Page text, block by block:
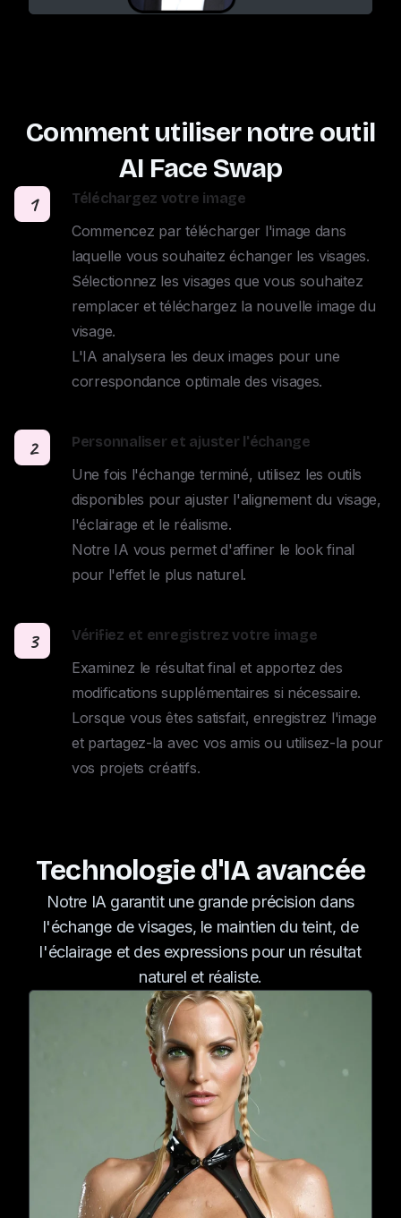
Comment utiliser notre outil
AI Face Swap
1 Téléchargez votre image
Commencez par télécharger l'image dans
laquelle vous souhaitez échanger les visages.
Sélectionnez les visages que vous souhaitez
remplacer et téléchargez la nouvelle image du
visage.
L'IA analysera les deux images pour une
correspondance optimale des visages.
2 Personnaliser et ajuster l'échange
Une fois l'échange terminé, utilisez les outils
disponibles pour ajuster l'alignement du visage,
l'éclairage et le réalisme.
Notre IA vous permet d'affiner le look final
pour l'effet le plus naturel.
3 Vérifiez et enregistrez votre image
Examinez le résultat final et apportez des
modifications supplémentaires si nécessaire.
Lorsque vous êtes satisfait, enregistrez l'image
et partagez-la avec vos amis ou utilisez-la pour
vos projets créatifs.
Technologie d'IA avancée
Notre IA garantit une grande précision dans
l'échange de visages, le maintien du teint, de
l'éclairage et des expressions pour un résultat
naturel et réaliste.